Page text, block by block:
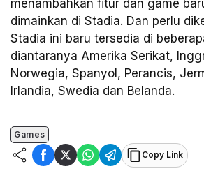
menambahkan fitur dan game
dimainkan di Stadia. Dan perlu
Stadia ini baru tersedia di
diantaranya Amerika Serikat,
Norwegia, Spanyol, Perancis,
Irlandia, Swedia dan Belanda.
Games
Copy Link